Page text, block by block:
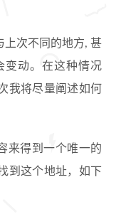
上次不同的地方, 甚
变动。在这种情况
我将尽量阐述如何
来得到一个唯一的
到这个地址，如下